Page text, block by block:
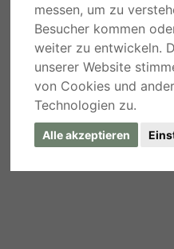
messen, um zu
Besucher kommen
weiter zu entwickeln.
unserer Website
von Cookies und
Technologien zu.
Alle akzeptieren